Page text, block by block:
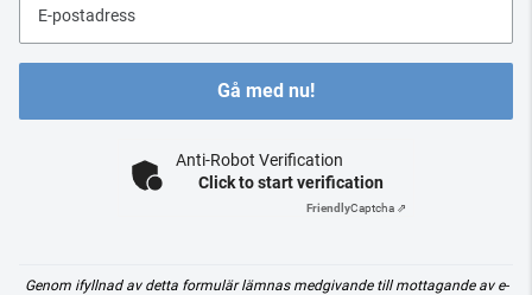
E-postadress
Gå med nu!
Anti-Robot Verification
Click to start verification
FriendlyCaptcha ⇗
Genom ifyllnad av detta formulär lämnas medgivande till mottagande av e-